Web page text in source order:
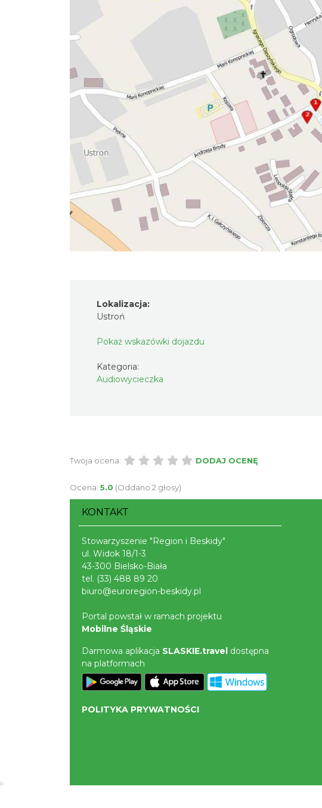
Lokalizacja:
Ustroń
Pokaż wskazówki dojazdu
Kategoria:
Audiowycieczka
Twoja ocena: DODAJ OCENĘ
Ocena: 5.0 (Oddano 2 głosy)
KONTAKT
Stowarzyszenie "Region i Beskidy"
ul. Widok 18/1-3
43-300 Bielsko-Biała
tel. (33) 488 89 20
biuro@euroregion-beskidy.pl
Portal powstał w ramach projektu
Mobilne Śląskie
Darmowa aplikacja SLASKIE.travel dostępna
na platformach
POLITYKA PRYWATNOŚCI